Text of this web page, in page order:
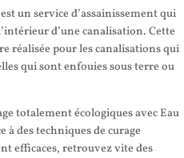
un service d’assainissement qui
d’une canalisation. Cette
réalisée pour les canalisations qui
qui sont enfouies sous terre ou
totalement écologiques avec Eau
à des techniques de curage
efficaces, retrouvez vite des